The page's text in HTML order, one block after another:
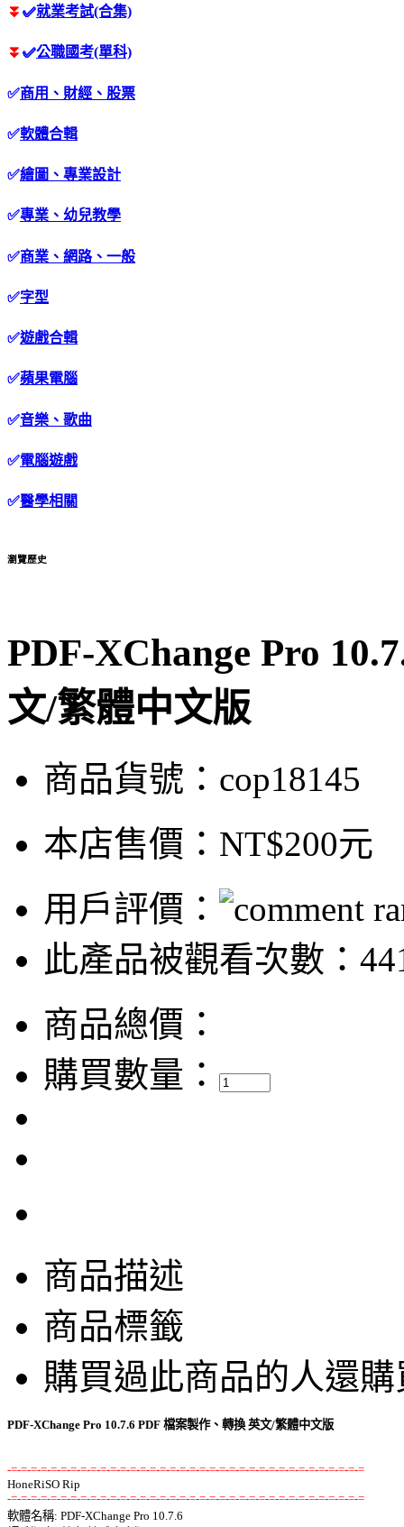
⏬ ✅就業考試(合集)
⏬ ✅公職國考(單科)
✅商用、財經、股票
✅軟體合輯
✅繪圖、專業設計
✅專業、幼兒教學
✅商業、網路、一般
✅字型
✅遊戲合輯
✅蘋果電腦
✅音樂、歌曲
✅電腦遊戲
✅醫學相關
瀏覽歷史
PDF-XChange Pro
文/繁體中文版
商品貨號：cop18145
本店售價： NT$200元
用戶評價：
此產品被觀看次數：
商品總價：
購買數量：
商品描述
商品標籤
購買過此商品的人還
PDF-XChange Pro 10.7.6 PDF 檔案製作、轉換 英文/繁體中文版
-=-=-=-=-=-=-=-=-=-=-=-=-=-=-=-=-=-=-=-=-=-=-=-=-=-=-=-=-=-=-=-=-=-=-=-=
-=-=-=-=-=-=-=-=-=-=-=-=-=-=-=-=-=-=-=-=-=-=-=-=-=-=-=-=-=-=-=-=-=-=-=-=
軟體名稱: PDF-XChange Pro 10.7.6